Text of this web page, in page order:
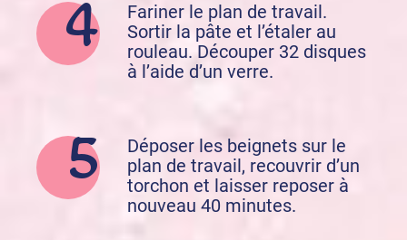
Fariner le plan de travail.
Sortir la pâte et l’étaler au
rouleau. Découper 32 disques
à l’aide d’un verre.
Déposer les beignets sur le
plan de travail, recouvrir d’un
torchon et laisser reposer à
nouveau 40 minutes.